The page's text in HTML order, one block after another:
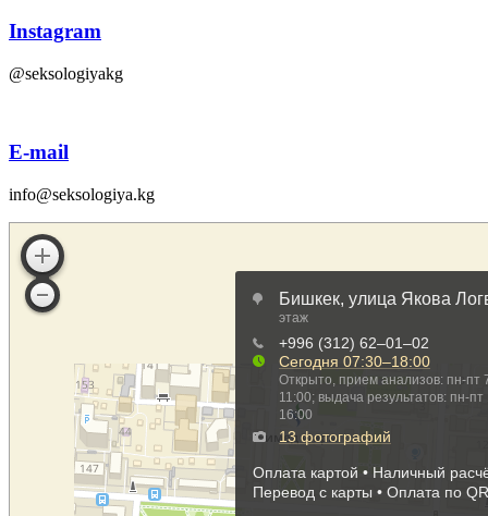
Instagram
@seksologiyakg
E-mail
info@seksologiya.kg